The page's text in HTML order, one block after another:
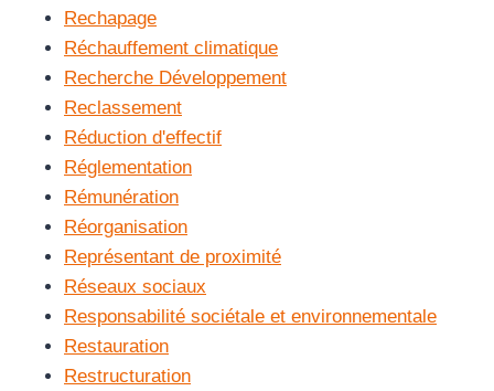
Rechapage
Réchauffement climatique
Recherche Développement
Reclassement
Réduction d'effectif
Réglementation
Rémunération
Réorganisation
Représentant de proximité
Réseaux sociaux
Responsabilité sociétale et environnementale
Restauration
Restructuration